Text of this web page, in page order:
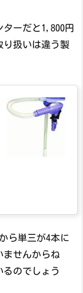
ターだと1,800円
り扱いは違う製
ら単三が4本に
ませんからね
るのでしょう